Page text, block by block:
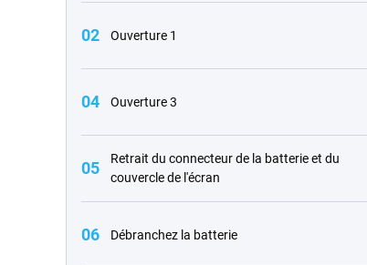
02 Ouverture 1
04 Ouverture 3
05
Retrait du connecteur de la batterie et du
couvercle de l'écran
06 Débranchez la batterie